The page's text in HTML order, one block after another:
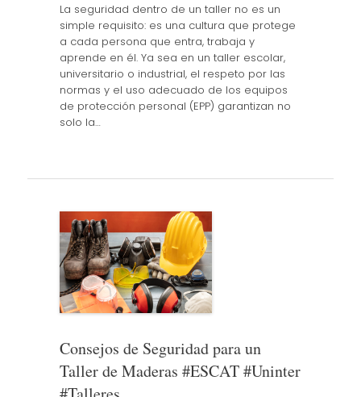
La seguridad dentro de un taller no es un
simple requisito: es una cultura que protege
a cada persona que entra, trabaja y
aprende en él. Ya sea en un taller escolar,
universitario o industrial, el respeto por las
normas y el uso adecuado de los equipos
de protección personal (EPP) garantizan no
solo la…
Consejos de Seguridad para un
Taller de Maderas #ESCAT #Uninter